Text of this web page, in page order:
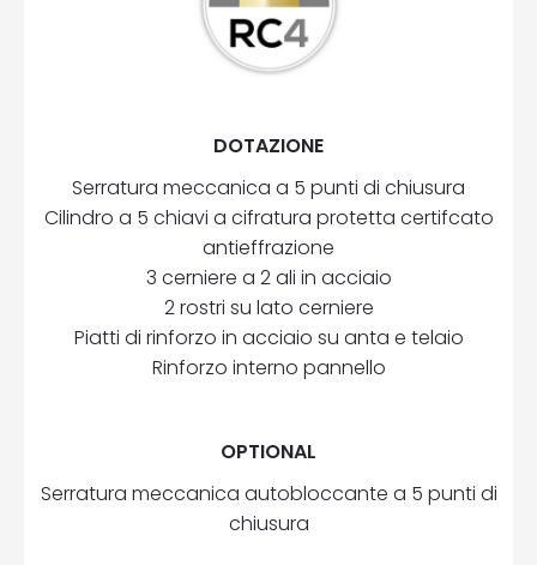
DOTAZIONE
Serratura meccanica a 5 punti di chiusura
Cilindro a 5 chiavi a cifratura protetta certifcato
antieffrazione
3 cerniere a 2 ali in acciaio
2 rostri su lato cerniere
Piatti di rinforzo in acciaio su anta e telaio
Rinforzo interno pannello
OPTIONAL
Serratura meccanica autobloccante a 5 punti di
chiusura